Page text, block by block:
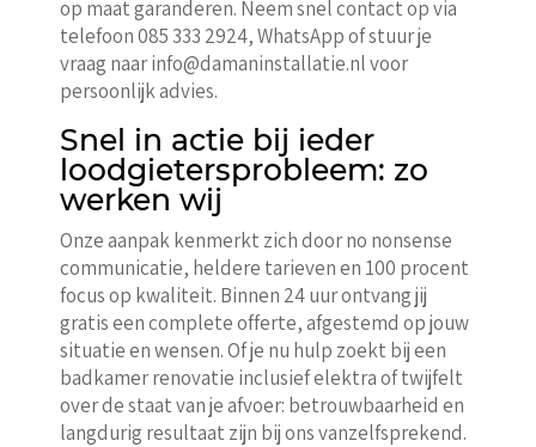
op maat garanderen. Neem snel contact op via
telefoon 085 333 2924, WhatsApp of stuur je
vraag naar info@damaninstallatie.nl voor
persoonlijk advies.
Snel in actie bij ieder
loodgietersprobleem: zo
werken wij
Onze aanpak kenmerkt zich door no nonsense
communicatie, heldere tarieven en 100 procent
focus op kwaliteit. Binnen 24 uur ontvang jij
gratis een complete offerte, afgestemd op jouw
situatie en wensen. Of je nu hulp zoekt bij een
badkamer renovatie inclusief elektra of twijfelt
over de staat van je afvoer: betrouwbaarheid en
langdurig resultaat zijn bij ons vanzelfsprekend.